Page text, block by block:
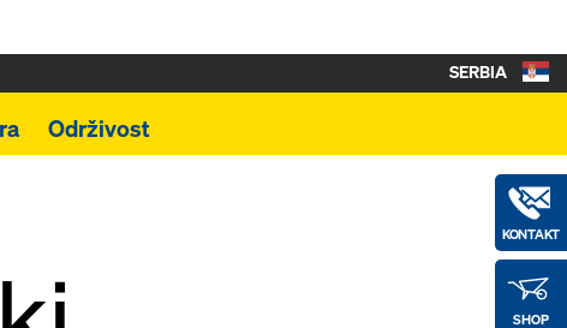
Održivost
KONTAKT
SHOP
SERBIA